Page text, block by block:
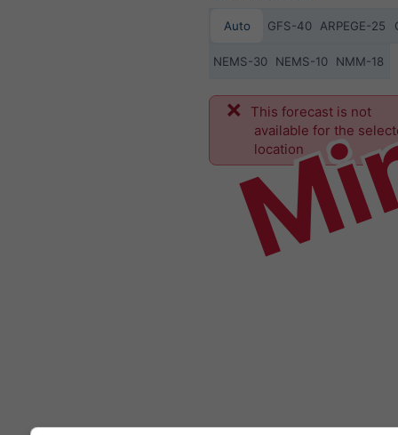
Auto GFS-40 ARPEGE-25
NEMS-30 NEMS-10 NMM-18
This forecast is not
available for the
location